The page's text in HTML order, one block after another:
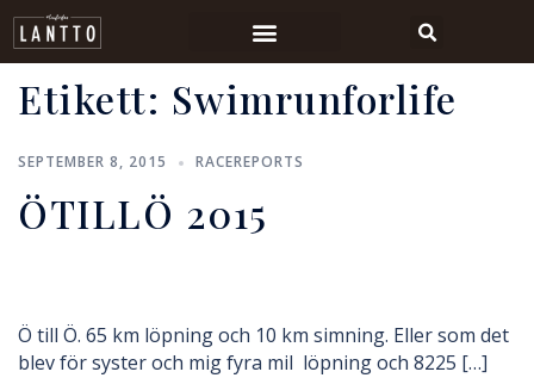
Etikett: Swimrunforlife
SEPTEMBER 8, 2015 RACEREPORTS
ÖTILLÖ 2015
Ö till Ö. 65 km löpning och 10 km simning. Eller som det
blev för syster och mig fyra mil löpning och 8225 […]